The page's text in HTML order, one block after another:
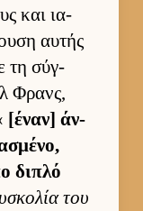
και ια­
αυ­τής
τη σύγ­
Φρανς,
[έναν] άν­
διπλό
του